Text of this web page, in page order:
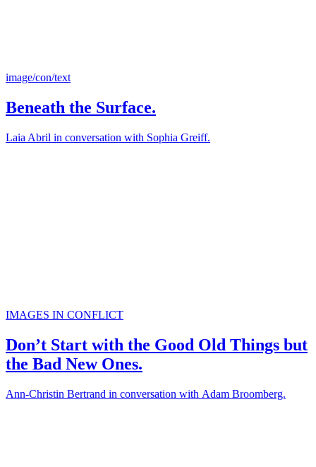
image/con/text
Beneath the Surface.
Laia Abril in conversation with Sophia Greiff.
IMAGES IN CONFLICT
Don’t Start with the Good Old Things but
the Bad New Ones.
Ann-Christin Bertrand in conversation with Adam Broomberg.